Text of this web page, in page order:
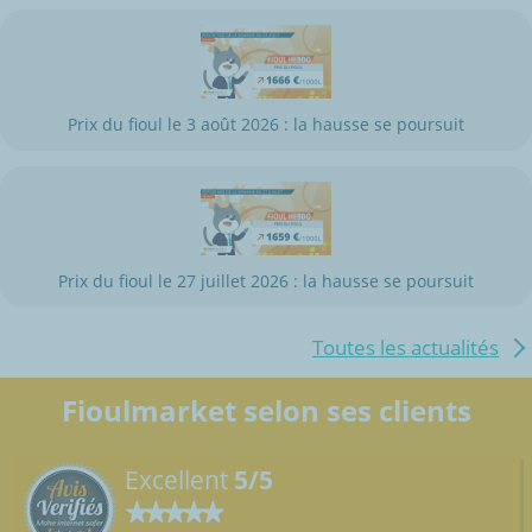
Prix du fioul le 3 août 2026 : la hausse se poursuit
Prix du fioul le 27 juillet 2026 : la hausse se poursuit
Toutes les actualités
Fioulmarket selon ses clients
Excellent 5/5